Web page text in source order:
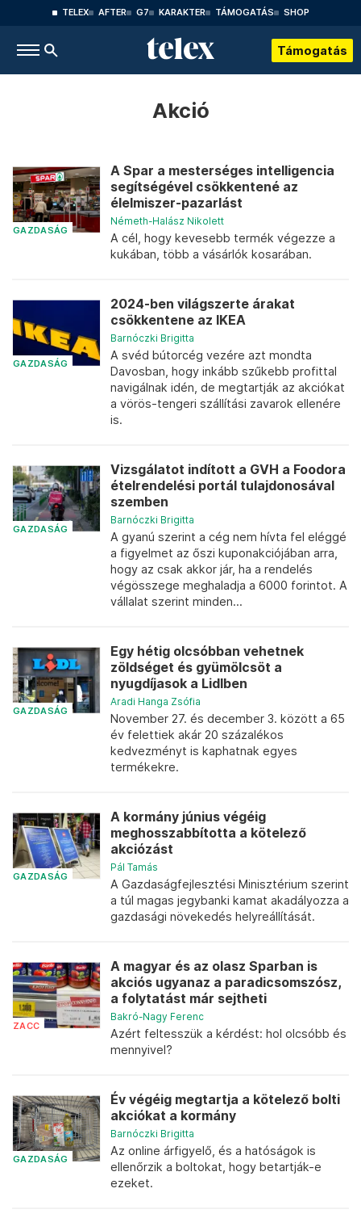
TELEX AFTER G7 KARAKTER TÁMOGATÁS SHOP
Támogatás
Akció
GAZDASÁG
A Spar a mesterséges intelligencia
segítségével csökkentené az
élelmiszer-pazarlást
Németh-Halász Nikolett
A cél, hogy kevesebb termék végezze a
kukában, több a vásárlók kosarában.
GAZDASÁG
2024-ben világszerte árakat
csökkentene az IKEA
Barnóczki Brigitta
A svéd bútorcég vezére azt mondta
Davosban, hogy inkább szűkebb profittal
navigálnak idén, de megtartják az akciókat
a vörös-tengeri szállítási zavarok ellenére
is.
GAZDASÁG
Vizsgálatot indított a GVH a Foodora
ételrendelési portál tulajdonosával
szemben
Barnóczki Brigitta
A gyanú szerint a cég nem hívta fel eléggé
a figyelmet az őszi kuponakciójában arra,
hogy az csak akkor jár, ha a rendelés
végösszege meghaladja a 6000 forintot. A
vállalat szerint minden...
GAZDASÁG
Egy hétig olcsóbban vehetnek
zöldséget és gyümölcsöt a
nyugdíjasok a Lidlben
Aradi Hanga Zsófia
November 27. és december 3. között a 65
év felettiek akár 20 százalékos
kedvezményt is kaphatnak egyes
termékekre.
GAZDASÁG
A kormány június végéig
meghosszabbította a kötelező
akciózást
Pál Tamás
A Gazdaságfejlesztési Minisztérium szerint
a túl magas jegybanki kamat akadályozza a
gazdasági növekedés helyreállítását.
ZACC
A magyar és az olasz Sparban is
akciós ugyanaz a paradicsomszósz,
a folytatást már sejtheti
Bakró-Nagy Ferenc
Azért feltesszük a kérdést: hol olcsóbb és
mennyivel?
GAZDASÁG
Év végéig megtartja a kötelező bolti
akciókat a kormány
Barnóczki Brigitta
Az online árfigyelő, és a hatóságok is
ellenőrzik a boltokat, hogy betartják-e
ezeket.